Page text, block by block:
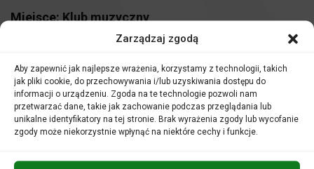
Zarządzaj zgodą
Aby zapewnić jak najlepsze wrażenia, korzystamy z technologii, takich
jak pliki cookie, do przechowywania i/lub uzyskiwania dostępu do
informacji o urządzeniu. Zgoda na te technologie pozwoli nam
przetwarzać dane, takie jak zachowanie podczas przeglądania lub
unikalne identyfikatory na tej stronie. Brak wyrażenia zgody lub wycofanie
zgody może niekorzystnie wpłynąć na niektóre cechy i funkcje.
Miejsce:Klub muzyczny
Bilety:55 zł